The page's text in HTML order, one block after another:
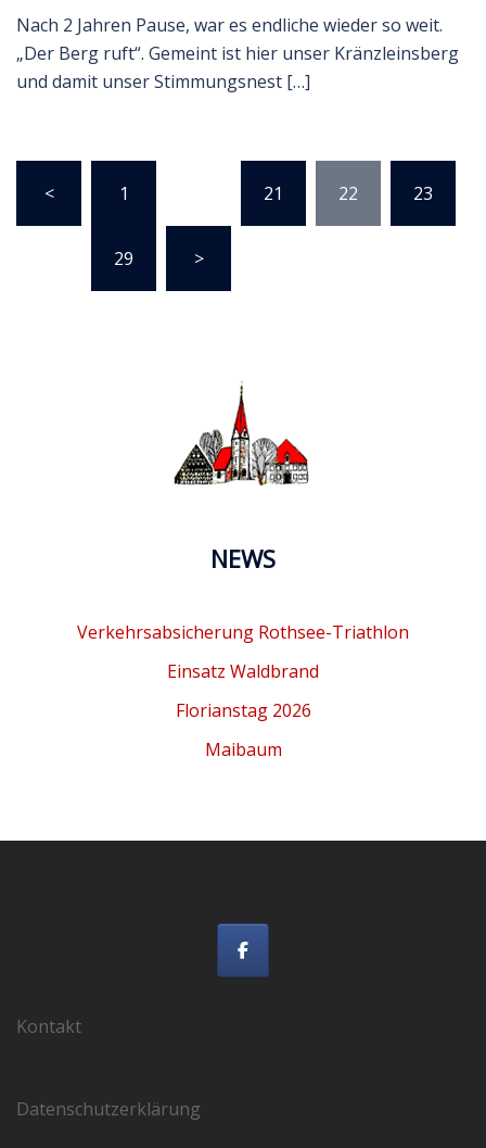
Nach 2 Jahren Pause, war es endliche wieder so weit.
„Der Berg ruft“. Gemeint ist hier unser Kränzleinsberg
und damit unser Stimmungsnest […]
der
Beiträge
< 1 21 22 23
29 >
NEWS
Verkehrsabsicherung Rothsee-Triathlon
Einsatz Waldbrand
Florianstag 2026
Maibaum
Kontakt
Datenschutzerklärung